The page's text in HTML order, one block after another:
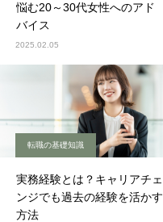
悩む20～30代女性へのアド
バイス
2025.02.05
転職の基礎知識
実務経験とは？キャリアチェ
ンジでも過去の経験を活かす
方法